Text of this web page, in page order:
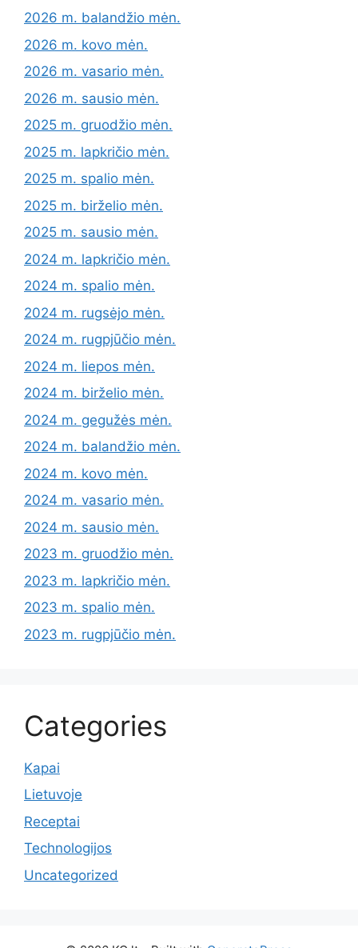
2026 m. balandžio mėn.
2026 m. kovo mėn.
2026 m. vasario mėn.
2026 m. sausio mėn.
2025 m. gruodžio mėn.
2025 m. lapkričio mėn.
2025 m. spalio mėn.
2025 m. birželio mėn.
2025 m. sausio mėn.
2024 m. lapkričio mėn.
2024 m. spalio mėn.
2024 m. rugsėjo mėn.
2024 m. rugpjūčio mėn.
2024 m. liepos mėn.
2024 m. birželio mėn.
2024 m. gegužės mėn.
2024 m. balandžio mėn.
2024 m. kovo mėn.
2024 m. vasario mėn.
2024 m. sausio mėn.
2023 m. gruodžio mėn.
2023 m. lapkričio mėn.
2023 m. spalio mėn.
2023 m. rugpjūčio mėn.
Categories
Kapai
Lietuvoje
Receptai
Technologijos
Uncategorized